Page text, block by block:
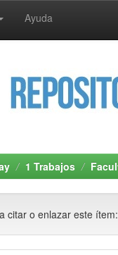
Ayuda
1 Trabajos
citar o enlazar este ítem: